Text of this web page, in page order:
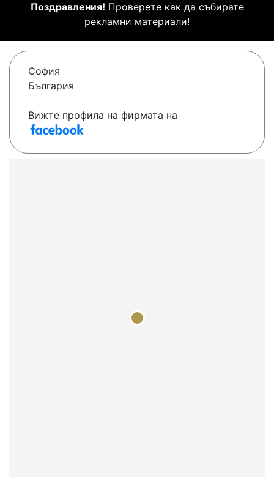
Поздравления! Проверете как да събирате
рекламни материали!
София
България
Вижте профила на фирмата на